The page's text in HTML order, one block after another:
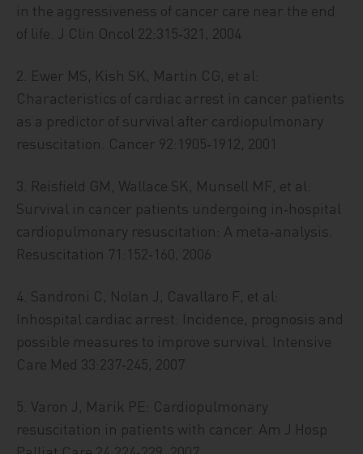
in the aggressiveness of cancer care near the end
of life. J Clin Oncol 22:315‑321, 2004
2. Ewer MS, Kish SK, Martin CG, et al:
Characteristics of cardiac arrest in cancer patients
as a predictor of survival after cardiopulmonary
resuscitation. Cancer 92:1905‑1912, 2001
3. Reisfield GM, Wallace SK, Munsell MF, et al:
Survival in cancer patients undergoing in‑hospital
cardiopulmonary resuscitation: A meta‑analysis.
Resuscitation 71:152‑160, 2006
4. Sandroni C, Nolan J, Cavallaro F, et al:
Inhospital cardiac arrest: Incidence, prognosis and
possible measures to improve survival. Intensive
Care Med 33:237‑245, 2007
5. Varon J, Marik PE: Cardiopulmonary
resuscitation in patients with cancer. Am J Hosp